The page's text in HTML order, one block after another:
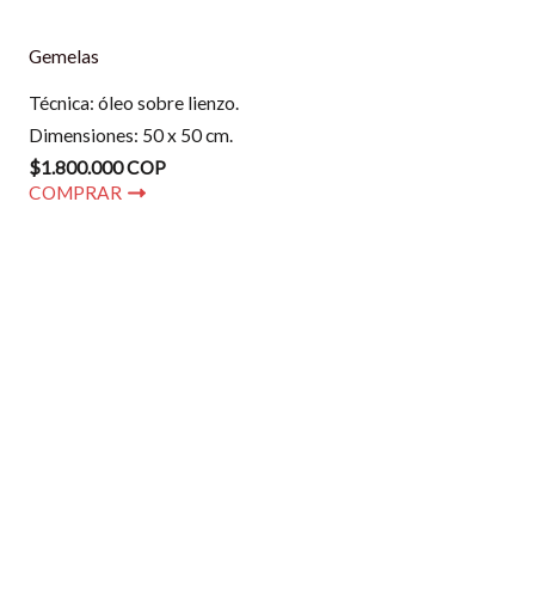
Gemelas
Técnica: óleo sobre lienzo.
Dimensiones: 50 x 50 cm.
$1.800.000 COP
COMPRAR